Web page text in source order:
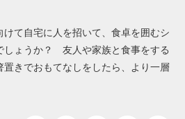
けて自宅に人を招いて、食卓を囲むシ
しょうか？ 友人や家族と食事をする
置きでおもてなしをしたら、より一層